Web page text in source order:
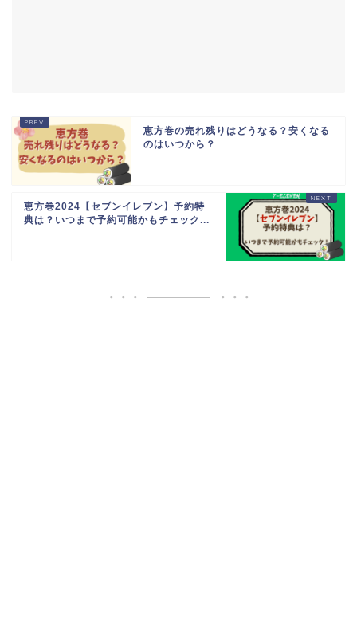
恵方巻の売れ残りはどうなる？安くなる
のはいつから？
恵方巻2024【セブンイレブン】予約特
典は？いつまで予約可能かもチェック...